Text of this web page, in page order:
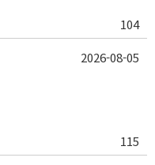
104
115
2026-08-05